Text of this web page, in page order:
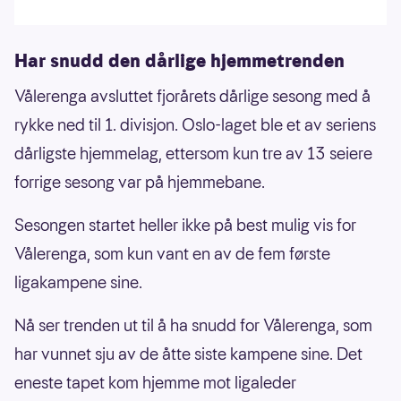
Har snudd den dårlige hjemmetrenden
Vålerenga avsluttet fjorårets dårlige sesong med å
rykke ned til 1. divisjon. Oslo-laget ble et av seriens
dårligste hjemmelag, ettersom kun tre av 13 seiere
forrige sesong var på hjemmebane.
Sesongen startet heller ikke på best mulig vis for
Vålerenga, som kun vant en av de fem første
ligakampene sine.
Nå ser trenden ut til å ha snudd for Vålerenga, som
har vunnet sju av de åtte siste kampene sine. Det
eneste tapet kom hjemme mot ligaleder